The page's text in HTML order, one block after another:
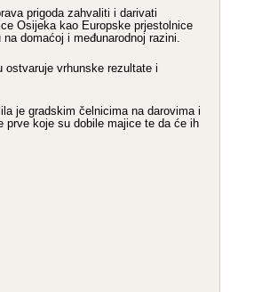
prigoda zahvaliti i darivati
Osijeka kao Europske prjestolnice
domaćoj i međunarodnoj razini.
vrhunske rezultate i
je gradskim čelnicima na darovima i
prve koje su dobile majice te da će ih